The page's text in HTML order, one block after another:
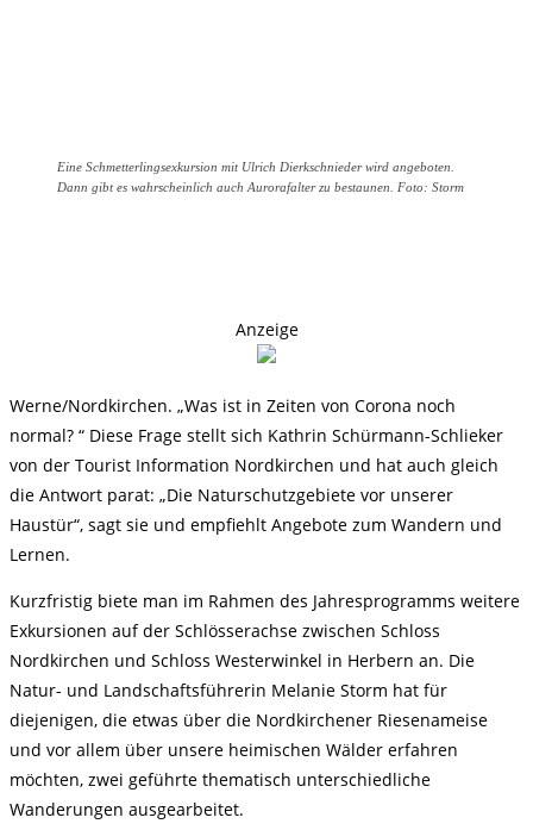
Eine Schmetterlingsexkursion mit Ulrich Dierkschnieder wird angeboten.
Dann gibt es wahrscheinlich auch Aurorafalter zu bestaunen. Foto: Storm
Anzeige
Werne/Nordkirchen. „Was ist in Zeiten von Corona noch
normal? “ Diese Frage stellt sich Kathrin Schürmann-Schlieker
von der Tourist Information Nordkirchen und hat auch gleich
die Antwort parat: „Die Naturschutzgebiete vor unserer
Haustür“, sagt sie und empfiehlt Angebote zum Wandern und
Lernen.
Kurzfristig biete man im Rahmen des Jahresprogramms weitere
Exkursionen auf der Schlösserachse zwischen Schloss
Nordkirchen und Schloss Westerwinkel in Herbern an. Die
Natur- und Landschaftsführerin Melanie Storm hat für
diejenigen, die etwas über die Nordkirchener Riesenameise
und vor allem über unsere heimischen Wälder erfahren
möchten, zwei geführte thematisch unterschiedliche
Wanderungen ausgearbeitet.